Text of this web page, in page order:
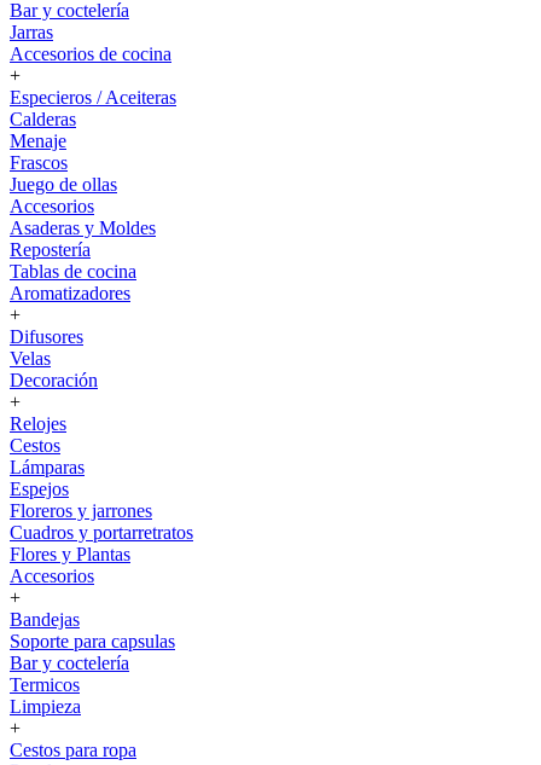
Bar y coctelería
Jarras
Accesorios de cocina
+
Especieros / Aceiteras
Calderas
Menaje
Frascos
Juego de ollas
Accesorios
Asaderas y Moldes
Repostería
Tablas de cocina
Aromatizadores
+
Difusores
Velas
Decoración
+
Relojes
Cestos
Lámparas
Espejos
Floreros y jarrones
Cuadros y portarretratos
Flores y Plantas
Accesorios
+
Bandejas
Soporte para capsulas
Bar y coctelería
Termicos
Limpieza
+
Cestos para ropa